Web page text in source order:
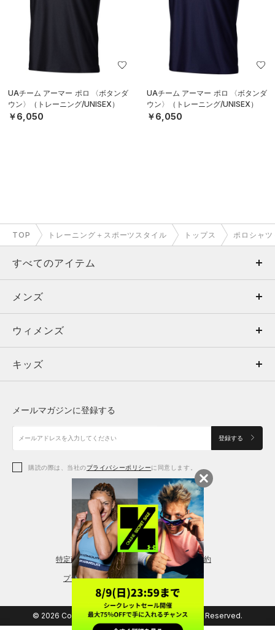
UAチーム アーマー ポロ 〈ボタンダ
ウン〉（トレーニング/UNISEX）
￥6,050
UAチーム アーマー ポロ 〈ボタンダ
ウン〉（トレーニング/UNISEX）
￥6,050
TOP トレーニング＋スポーツスタイル トップス ポロシャ
すべてのアイテム
メンズ
ウィメンズ
キッズ
アクセサリー
メンズ
トップス
ボトムス
アクセサリー
ウィメンズ
トップス
シューズ
アクセサリー
レギンス＆タイツ
キッズ
シューズ
メールマガジンに登録する
登録する
購読の際は、当社のプライバシーポリシーに同意します。
特定商取引法に基づく通販の表記 会員規約
プライバシーポリシー
© 2026 Copyright DOME Corporation. All Rights Reserved.